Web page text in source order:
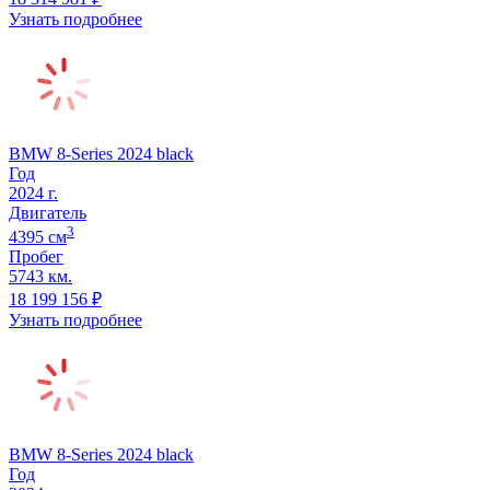
Узнать подробнее
BMW 8-Series 2024 black
Год
2024 г.
Двигатель
4395 cм3
Пробег
5743 км.
18 199 156 ₽
Узнать подробнее
BMW 8-Series 2024 black
Год